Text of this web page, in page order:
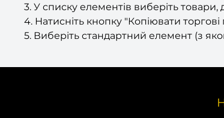
3. У списку елементів виберіть товари,
4. Натисніть кнопку "Копіювати торгові
5. Виберіть стандартний елемент (з